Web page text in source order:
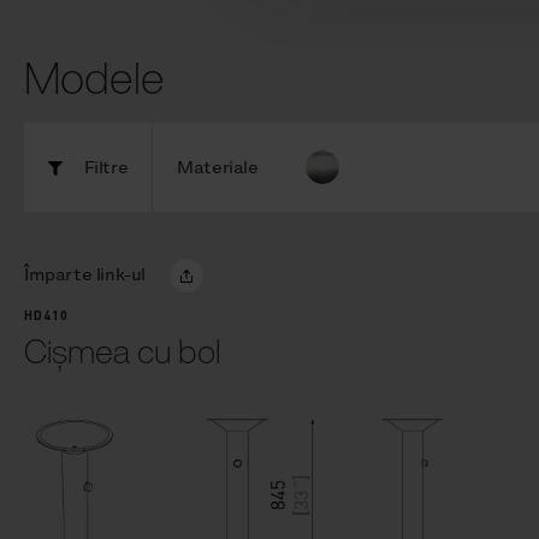
Modele
Filtre Materiale
Împarte link-ul
HD410
Cișmea cu bol